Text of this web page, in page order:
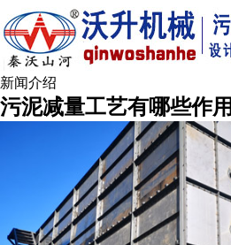
新闻介绍
污泥减量工艺有哪些作用